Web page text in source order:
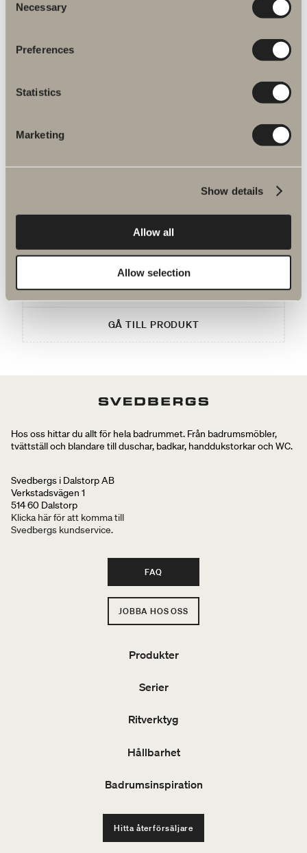
Selection
Necessary
Preferences
Statistics
Marketing
Show details
Allow all
Allow selection
Monteringsanvisningar
Du kanske är intresserad av
Skoga byggprofil 30mm
Byggprofil. 30 mm. Fem profilfärger.
1 150 kr
GÅ TILL PRODUKT
Hos oss hittar du allt för hela badrummet. Från badrumsmöbler,
tvättställ och blandare till duschar, badkar, handdukstorkar och WC.
Svedbergs i Dalstorp AB
Verkstadsvägen 1
514 60 Dalstorp
Klicka här för att komma till
Svedbergs kundservice.
FAQ
JOBBA HOS OSS
Produkter
Serier
Ritverktyg
Hållbarhet
Badrumsinspiration
Hitta återförsäljare